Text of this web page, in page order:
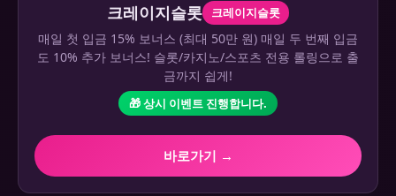
크레이지슬롯 크레이지슬롯
매일 첫 입금 15% 보너스 (최대 50만 원) 매일 두 번째 입금
도 10% 추가 보너스! 슬롯/카지노/스포츠 전용 롤링으로 출
금까지 쉽게!
🎁 상시 이벤트 진행합니다.
바로가기 →